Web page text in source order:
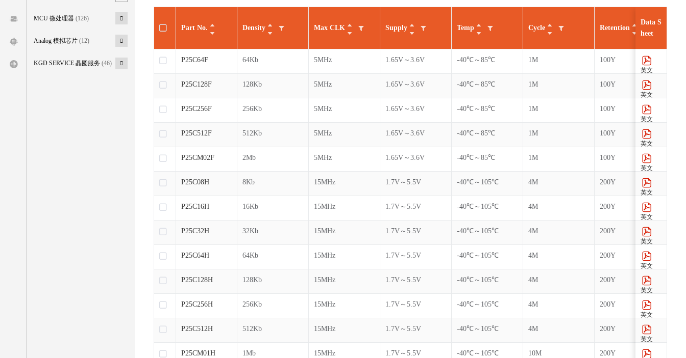
MCU 微处理器(126)
Analog 模拟芯片(12)
KGD SERVICE 晶圆服务(46)
Density Max CLK Supply Temp Cycle Retention
64Kb 5MHz 1.65V～3.6V -40℃～85℃ 1M 100Y
128Kb 5MHz 1.65V～3.6V -40℃～85℃ 1M 100Y
256Kb 5MHz 1.65V～3.6V -40℃～85℃ 1M 100Y
512Kb 5MHz 1.65V～3.6V -40℃～85℃ 1M 100Y
2Mb 5MHz 1.65V～3.6V -40℃～85℃ 1M 100Y
8Kb 15MHz 1.7V～5.5V -40℃～105℃ 4M 200Y
16Kb 15MHz 1.7V～5.5V -40℃～105℃ 4M 200Y
32Kb 15MHz 1.7V～5.5V -40℃～105℃ 4M 200Y
64Kb 15MHz 1.7V～5.5V -40℃～105℃ 4M 200Y
128Kb 15MHz 1.7V～5.5V -40℃～105℃ 4M 200Y
256Kb 15MHz 1.7V～5.5V -40℃～105℃ 4M 200Y
512Kb 15MHz 1.7V～5.5V -40℃～105℃ 4M 200Y
1Mb 15MHz 1.7V～5.5V -40℃～105℃ 10M 200Y
Part No.
P25C64F
P25C128F
P25C256F
P25C512F
P25CM02F
P25C08H
P25C16H
P25C32H
P25C64H
P25C128H
P25C256H
P25C512H
P25CM01H
Data S
heet
英文
英文
英文
英文
英文
英文
英文
英文
英文
英文
英文
英文